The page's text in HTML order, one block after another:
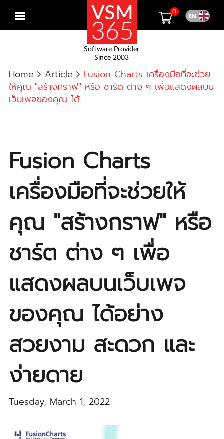
Open
Software Provider
Since 2003
0
Home Article
Fusion Charts เครื่องมือที่จะช่วย
ให้คุณ "สร้างกราฟ" หรือ ชาร์ต ต่าง ๆ เพื่อแสดงผลบน
เว็บเพจของคุณ ได้
Fusion Charts
เครื่องมือที่จะช่วยให้
คุณ "สร้างกราฟ" หรือ
ชาร์ต ต่าง ๆ เพื่อ
แสดงผลบนเว็บเพจ
ของคุณ ได้อย่าง
สวยงาม สะดวก และ
ง่ายดาย
Tuesday, March 1, 2022